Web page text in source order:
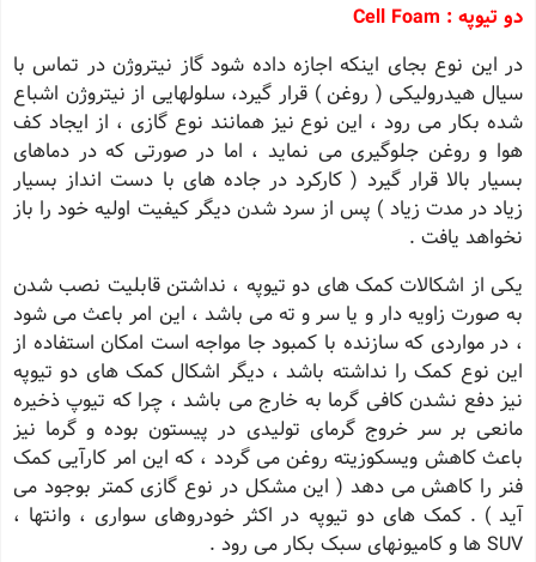
دو تیوپه : Cell Foam
در این نوع بجای اینکه اجازه داده شود گاز نیتروژن در تماس با
سیال هیدرولیکی ( روغن ) قرار گیرد، سلولهایی از نیتروژن اشباع
شده بکار می رود ، این نوع نیز همانند نوع گازی ، از ایجاد کف
هوا و روغن جلوگیری می نماید ، اما در صورتی که در دماهای
بسیار بالا قرار گیرد ( کارکرد در جاده های با دست انداز بسیار
زیاد در مدت زیاد ) پس از سرد شدن دیگر کیفیت اولیه خود را باز
نخواهد یافت .
یکی از اشکالات کمک های دو تیوپه ، نداشتن قابلیت نصب شدن
به صورت زاویه دار و یا سر و ته می باشد ، این امر باعث می شود
، در مواردی که سازنده با کمبود جا مواجه است امکان استفاده از
این نوع کمک را نداشته باشد ، دیگر اشکال کمک های دو تیوپه
نیز دفع نشدن کافی گرما به خارج می باشد ، چرا که تیوپ ذخیره
مانعی بر سر خروج گرمای تولیدی در پیستون بوده و گرما نیز
باعث کاهش ویسکوزیته روغن می گردد ، که این امر کارآیی کمک
فنر را کاهش می دهد ( این مشکل در نوع گازی کمتر بوجود می
آید ) . کمک های دو تیوپه در اکثر خودروهای سواری ، وانتها ،
SUV ها و کامیونهای سبک بکار می رود .